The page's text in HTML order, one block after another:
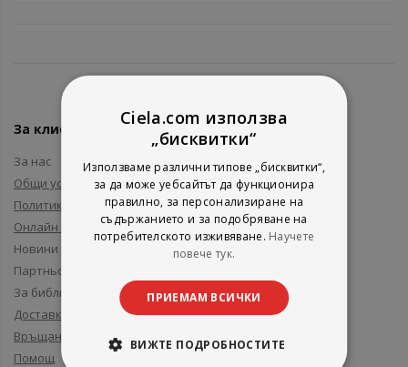
За клиенти
За нас
Общи условия
Политика за поверителност
Онлайн решаване на спорове
Новини и събития
Партньори и приятели
За библиотеки
Доставка
Връщане
Помощ
Ciela.com използва
„бисквитки“
Използваме различни типове „бисквитки“,
за да може уебсайтът да функционира
правилно, за персонализиране на
съдържанието и за подобряване на
потребителското изживяване. Научете
повече тук.
ПРИЕМАМ ВСИЧКИ
ВИЖТЕ ПОДРОБНОСТИТЕ